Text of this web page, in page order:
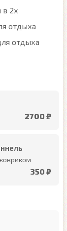
в 2х
отдыха
отдыха
2700 ₽
350 ₽